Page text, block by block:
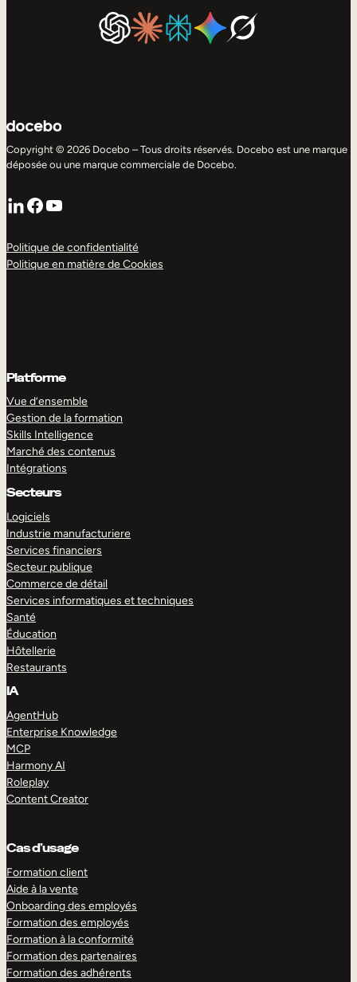
Copyright © 2026 Docebo – Tous droits réservés. Docebo est une marque
déposée ou une marque commerciale de Docebo.
LinkedIn
Facebook
YouTube
Politique de confidentialité
Politique en matière de Cookies
Platforme
Vue d’ensemble
Gestion de la formation
Skills Intelligence
Marché des contenus
Intégrations
Secteurs
Logiciels
Industrie manufacturiere
Services financiers
Secteur publique
Commerce de détail
Services informatiques et techniques
Santé
Éducation
Hôtellerie
Restaurants
IA
AgentHub
Enterprise Knowledge
MCP
Harmony AI
Roleplay
Content Creator
Cas d’usage
Formation client
Aide à la vente
Onboarding des employés
Formation des employés
Formation à la conformité
Formation des partenaires
Formation des adhérents